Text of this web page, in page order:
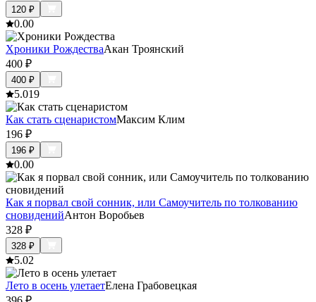
120 ₽
0.00
Хроники РождестваАкан Троянский
400 ₽
400 ₽
5.019
Как стать сценаристомМаксим Клим
196 ₽
196 ₽
0.00
Как я порвал свой сонник, или Самоучитель по толкованию
сновиденийАнтон Воробьев
328 ₽
328 ₽
5.02
Лето в осень улетаетЕлена Грабовецкая